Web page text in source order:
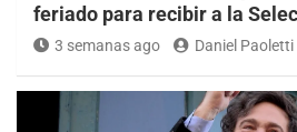
feriado para recibir a la
3 semanas ago Daniel Paoletti